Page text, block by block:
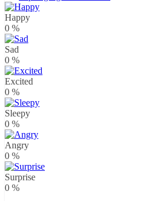
Happy
0 %
Sad
0 %
Excited
0 %
Sleepy
0 %
Angry
0 %
Surprise
0 %